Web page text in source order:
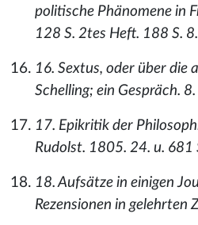
politische Phänomene in
128 S. 2tes Heft. 188 S.
16. Sextus, oder über die
Schelling; ein Gespräch.
17. Epikritik der
Rudolst. 1805. 24. u. 681
18. Aufsätze in einigen
Rezensionen in gelehrten